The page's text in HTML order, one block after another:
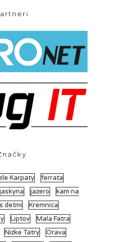
Karpaty
ferrata
jaskyna jazero
kam na
detmi
Kremnica
Liptov
Mala Fatra
Nizke Tatry
Orava